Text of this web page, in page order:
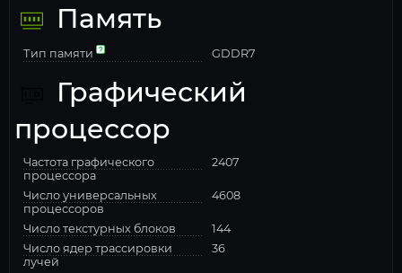
Память
Тип памяти GDDR7
Графический
процессор
Частота графического
процессора
2407
Число универсальных
процессоров
4608
Число текстурных блоков
144
Число ядер трассировки
лучей
36